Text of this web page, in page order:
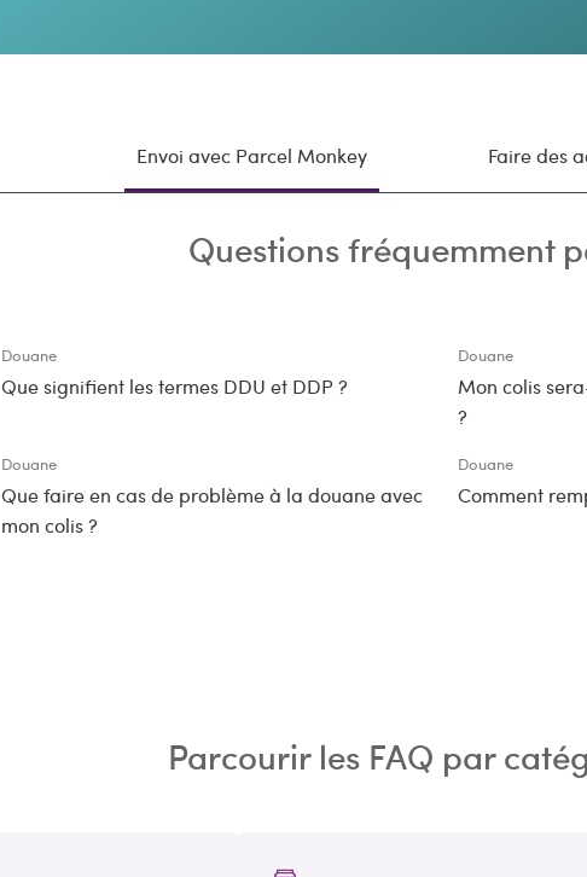
Envoi avec Parcel Monkey
Questions fréquemment
Douane
Que signifient les termes DDU et DDP ?
Douane
Mon colis
?
Douane
Que faire en cas de problème à la douane avec
mon colis ?
Douane
Comment
Faire des
Parcourir les FAQ par